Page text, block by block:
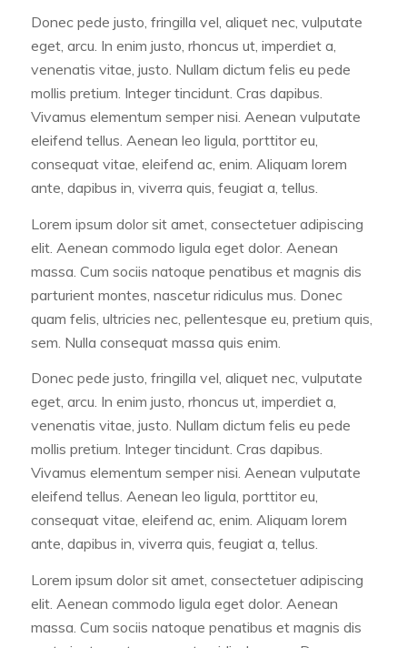
Donec pede justo, fringilla vel, aliquet nec, vulputate
eget, arcu. In enim justo, rhoncus ut, imperdiet a,
venenatis vitae, justo. Nullam dictum felis eu pede
mollis pretium. Integer tincidunt. Cras dapibus.
Vivamus elementum semper nisi. Aenean vulputate
eleifend tellus. Aenean leo ligula, porttitor eu,
consequat vitae, eleifend ac, enim. Aliquam lorem
ante, dapibus in, viverra quis, feugiat a, tellus.
Lorem ipsum dolor sit amet, consectetuer adipiscing
elit. Aenean commodo ligula eget dolor. Aenean
massa. Cum sociis natoque penatibus et magnis dis
parturient montes, nascetur ridiculus mus. Donec
quam felis, ultricies nec, pellentesque eu, pretium quis,
sem. Nulla consequat massa quis enim.
Donec pede justo, fringilla vel, aliquet nec, vulputate
eget, arcu. In enim justo, rhoncus ut, imperdiet a,
venenatis vitae, justo. Nullam dictum felis eu pede
mollis pretium. Integer tincidunt. Cras dapibus.
Vivamus elementum semper nisi. Aenean vulputate
eleifend tellus. Aenean leo ligula, porttitor eu,
consequat vitae, eleifend ac, enim. Aliquam lorem
ante, dapibus in, viverra quis, feugiat a, tellus.
Lorem ipsum dolor sit amet, consectetuer adipiscing
elit. Aenean commodo ligula eget dolor. Aenean
massa. Cum sociis natoque penatibus et magnis dis